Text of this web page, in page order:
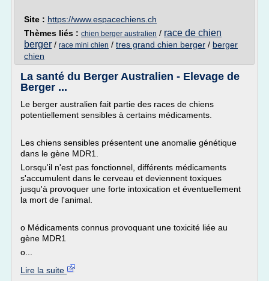
Site : https://www.espacechiens.ch
Thèmes liés : chien berger australien / race de chien
berger / race mini chien / tres grand chien berger / berger
chien
La santé du Berger Australien - Elevage de
Berger ...
Le berger australien fait partie des races de chiens
potentiellement sensibles à certains médicaments.
Les chiens sensibles présentent une anomalie génétique
dans le gène MDR1.
Lorsqu'il n'est pas fonctionnel, différents médicaments
s'accumulent dans le cerveau et deviennent toxiques
jusqu'à provoquer une forte intoxication et éventuellement
la mort de l'animal.
o Médicaments connus provoquant une toxicité liée au
gène MDR1
o...
Lire la suite